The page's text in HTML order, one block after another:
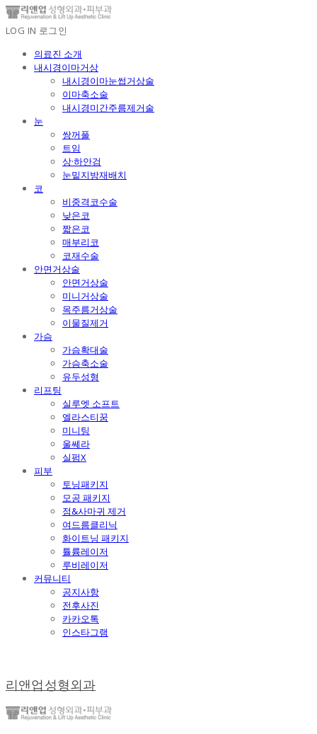
LOG IN 로그인
의료진 소개
내시경이마거상
내시경이마눈썹거상술
이마축소술
내시경미간주름제거술
눈
쌍꺼풀
트임
상·하안검
눈밑지방재배치
코
비중격코수술
낮은코
짧은코
매부리코
코재수술
안면거상술
안면거상술
미니거상술
목주름거상술
이물질제거
가슴
가슴확대술
가슴축소술
유두성형
리프팅
실루엣 소프트
엘라스티꿈
미니팅
울쎄라
실펌X
피부
토닝패키지
모공 패키지
점&사마귀 제거
여드름클리닉
화이트닝 패키지
튤륨레이저
루비레이저
커뮤니티
공지사항
전후사진
카카오톡
인스타그램
리앤업성형외과